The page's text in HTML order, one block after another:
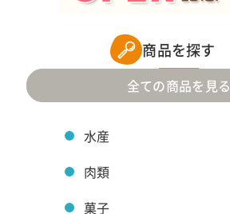
商品を探す
全ての商品を見る
水産
肉類
菓子